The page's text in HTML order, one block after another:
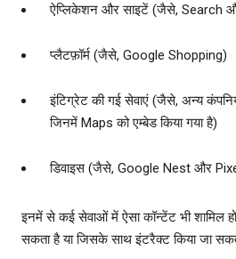
ऐप्लिकेशन और साइटें (जैसे, Search
प्लैटफ़ॉर्म (जैसे, Google Shopping)
इंटिग्रेट की गई सेवाएं (जैसे, अन्य
जिनमें Maps को एम्बेड किया गया है)
डिवाइस (जैसे, Google Nest और
इनमें से कई सेवाओं में ऐसा कॉन्टेंट भी शामिल
सकता है या जिसके साथ इंटरैक्ट किया जा